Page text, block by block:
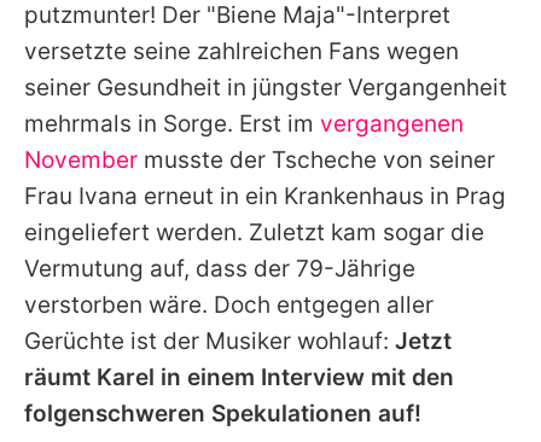
Datenschutzerklärung
Nutzungsbedingungen
Utiq verwalten
putzmunter! Der "Biene Maja"-Interpret
versetzte seine zahlreichen Fans wegen
seiner Gesundheit in jüngster Vergangenheit
mehrmals in Sorge. Erst im vergangenen
November musste der Tscheche von seiner
Frau Ivana erneut in ein Krankenhaus in Prag
eingeliefert werden. Zuletzt kam sogar die
Vermutung auf, dass der 79-Jährige
verstorben wäre. Doch entgegen aller
Gerüchte ist der Musiker wohlauf: Jetzt
räumt Karel in einem Interview mit den
folgenschweren Spekulationen auf!